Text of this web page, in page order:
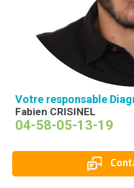
Votre responsable
Fabien CRISINEL
04-58-05-13-19